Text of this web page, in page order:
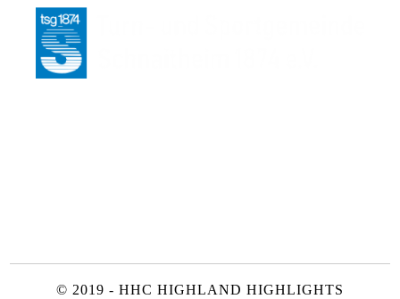
© 2019 - HHC HIGHLAND HIGHLIGHTS